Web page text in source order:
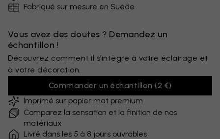
Fabriqué sur mesure en Suède
Vous avez des doutes ? Demandez un
échantillon !
Découvrez comment il s’intègre à votre éclairage et
à votre décoration.
Commander un échantillon (2 €)
Imprimé sur papier mat premium
Comparez la sensation et la finition de nos
matériaux
Livré dans les 5 à 8 jours ouvrables